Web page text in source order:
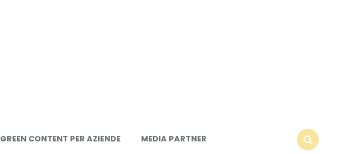
GREEN CONTENT PER AZIENDE
MEDIA PARTNER